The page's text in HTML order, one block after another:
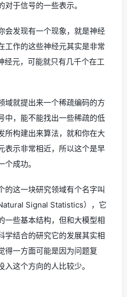
于信号的一些表示。
会发现有一个现象，就是神经
工作的这些神经元其实是非常
经元，可能就只有几千个在工
域就提出来一个稀疏编码的方
中，能不能找出一些稀疏的低
所构建出来算法，就和你在大
表示非常相近，所以这个是早
成功。
的这一块研究领域有个名字叫
Signal Statistics），它
一些基本结构，但和大模型相
学结合的研究它的发展其实相
得一方面可能是因为问题复
这个方向的人比较少。